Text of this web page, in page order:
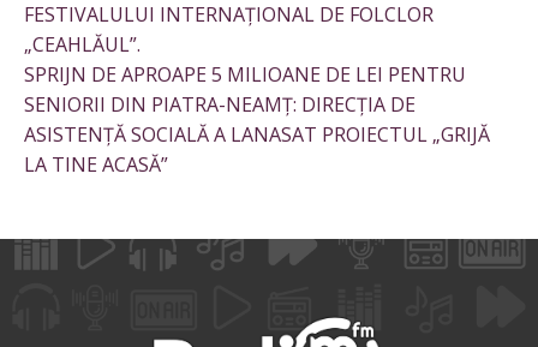
FESTIVALULUI INTERNAȚIONAL DE FOLCLOR
„CEAHLĂUL”.
SPRIJN DE APROAPE 5 MILIOANE DE LEI PENTRU
SENIORII DIN PIATRA-NEAMȚ: DIRECȚIA DE
ASISTENȚĂ SOCIALĂ A LANASAT PROIECTUL „GRIJĂ
LA TINE ACASĂ”